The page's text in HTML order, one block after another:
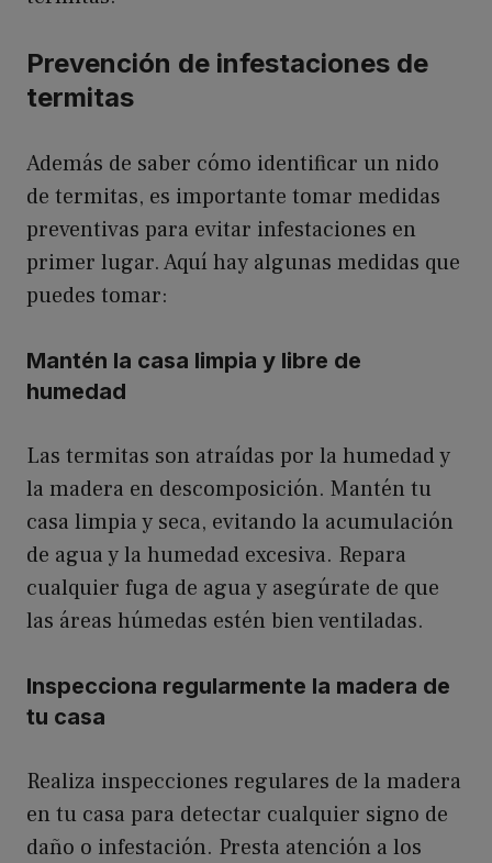
Prevención de infestaciones de
termitas
Además de saber cómo identificar un nido
de termitas, es importante tomar medidas
preventivas para evitar infestaciones en
primer lugar. Aquí hay algunas medidas que
puedes tomar:
Mantén la casa limpia y libre de
humedad
Las termitas son atraídas por la humedad y
la madera en descomposición. Mantén tu
casa limpia y seca, evitando la acumulación
de agua y la humedad excesiva. Repara
cualquier fuga de agua y asegúrate de que
las áreas húmedas estén bien ventiladas.
Inspecciona regularmente la madera de
tu casa
Realiza inspecciones regulares de la madera
en tu casa para detectar cualquier signo de
daño o infestación. Presta atención a los